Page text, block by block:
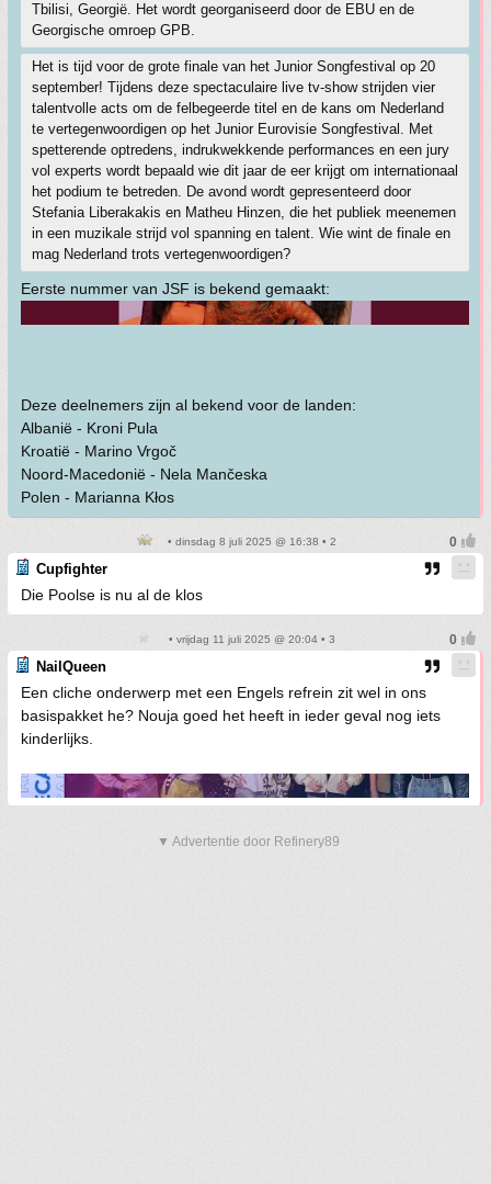
Tbilisi, Georgië. Het wordt georganiseerd door de EBU en de
Georgische omroep GPB.
Het is tijd voor de grote finale van het Junior Songfestival op 20
september! Tijdens deze spectaculaire live tv-show strijden vier
talentvolle acts om de felbegeerde titel en de kans om Nederland
te vertegenwoordigen op het Junior Eurovisie Songfestival. Met
spetterende optredens, indrukwekkende performances en een jury
vol experts wordt bepaald wie dit jaar de eer krijgt om internationaal
het podium te betreden. De avond wordt gepresenteerd door
Stefania Liberakakis en Matheu Hinzen, die het publiek meenemen
in een muzikale strijd vol spanning en talent. Wie wint de finale en
mag Nederland trots vertegenwoordigen?
Eerste nummer van JSF is bekend gemaakt:
Deze deelnemers zijn al bekend voor de landen:
Albanië - Kroni Pula
Kroatië - Marino Vrgoč
Noord-Macedonië - Nela Mančeska
Polen - Marianna Kłos
• dinsdag 8 juli 2025 @ 16:38 • 2
Cupfighter
Die Poolse is nu al de klos
• vrijdag 11 juli 2025 @ 20:04 • 3
NailQueen
Een cliche onderwerp met een Engels refrein zit wel in ons
basispakket he? Nouja goed het heeft in ieder geval nog iets
kinderlijks.
▼ Advertentie door Refinery89